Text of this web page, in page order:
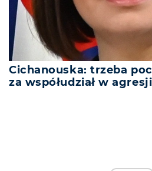
Cichanouska: trzeba
za współudział w